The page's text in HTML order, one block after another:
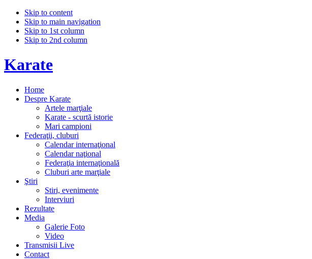
Skip to content
Skip to main navigation
Skip to 1st column
Skip to 2nd column
Karate
Home
Despre Karate
Artele marţiale
Karate - scurtă istorie
Mari campioni
Federaţii, cluburi
Calendar internaţional
Calendar naţional
Federaţia internaţională
Cluburi arte marţiale
Ştiri
Stiri, evenimente
Interviuri
Rezultate
Media
Galerie Foto
Video
Transmisii Live
Contact